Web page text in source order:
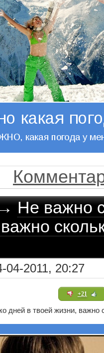
Не важно
04-2011, 20:27
+21
дней в твоей жизни, важно